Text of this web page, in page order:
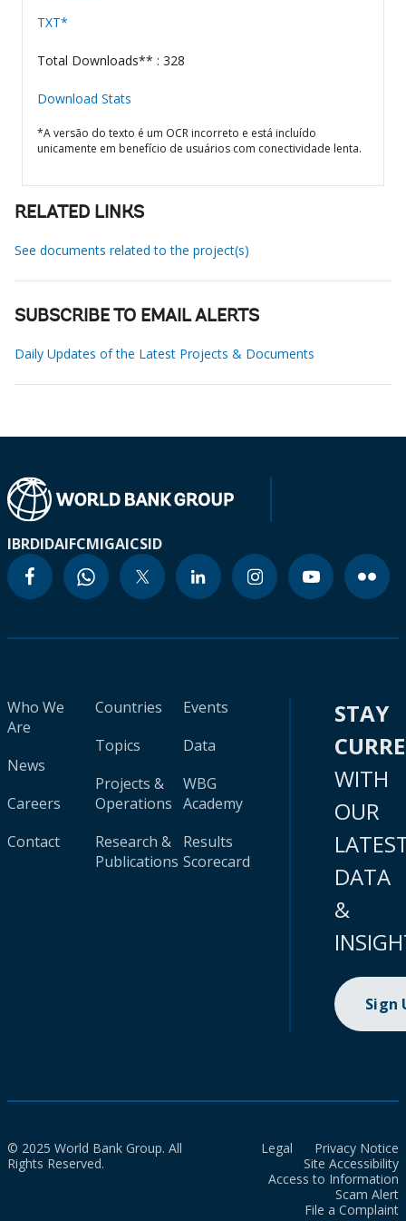
TXT*
Total Downloads** : 328
Download Stats
*A versão do texto é um OCR incorreto e está incluído
unicamente em benefício de usuários com conectividade lenta.
RELATED LINKS
See documents related to the project(s)
SUBSCRIBE TO EMAIL ALERTS
Daily Updates of the Latest Projects & Documents
IBRDIDAIFCMIGAICSID
Who We
Are
News
Careers
Contact
Countries
Topics
Projects &
Operations
Research &
Publications
Events
Data
WBG
Academy
Results
Scorecard
STAY
WITH
OUR
DATA
&
Sign
© 2025 World Bank Group. All
Rights Reserved.
Legal
Privacy Notice
Site Accessibility
Access to Information
Scam Alert
File a Complaint